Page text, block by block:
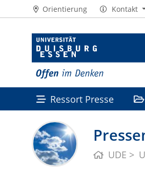
Orientierung Kontakt
Ressort Presse
UDE